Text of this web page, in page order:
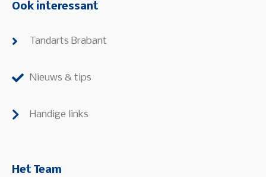
Ook interessant
Tandarts Brabant
Nieuws & tips
Handige links
Het Team